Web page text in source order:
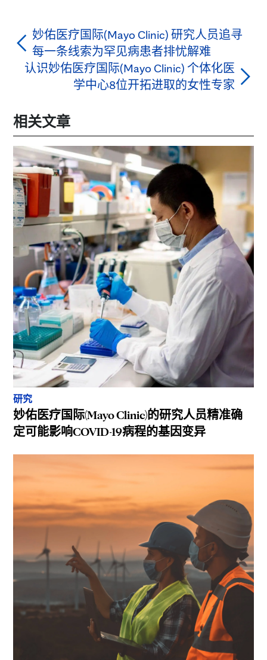
妙佑医疗国际(Mayo Clinic) 研究人员追寻
每一条线索为罕见病患者排忧解难
认识妙佑医疗国际(Mayo Clinic) 个体化医
学中心8位开拓进取的女性专家
相关文章
研究
妙佑医疗国际(Mayo Clinic)的研究人员精准确
定可能影响COVID-19病程的基因变异